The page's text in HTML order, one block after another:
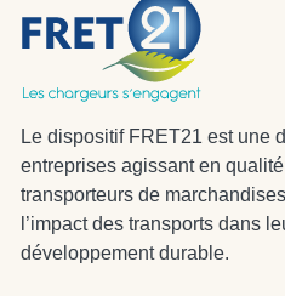
Le dispositif FRET21 est une
entreprises agissant en
transporteurs de
l’impact des transports dans
développement durable.